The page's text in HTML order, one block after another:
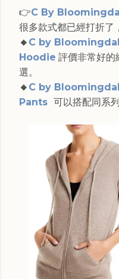
👉C By
很多款式都已經打折了
🔸 C by
Hoodie 評價非常好的
選。
🔸 C by
Pants 可以搭配同系